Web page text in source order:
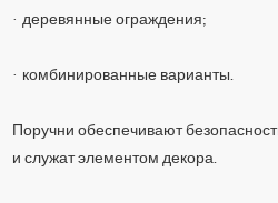
· деревянные ограждения;
· комбинированные варианты.
Поручни обеспечивают
и служат элементом декора.